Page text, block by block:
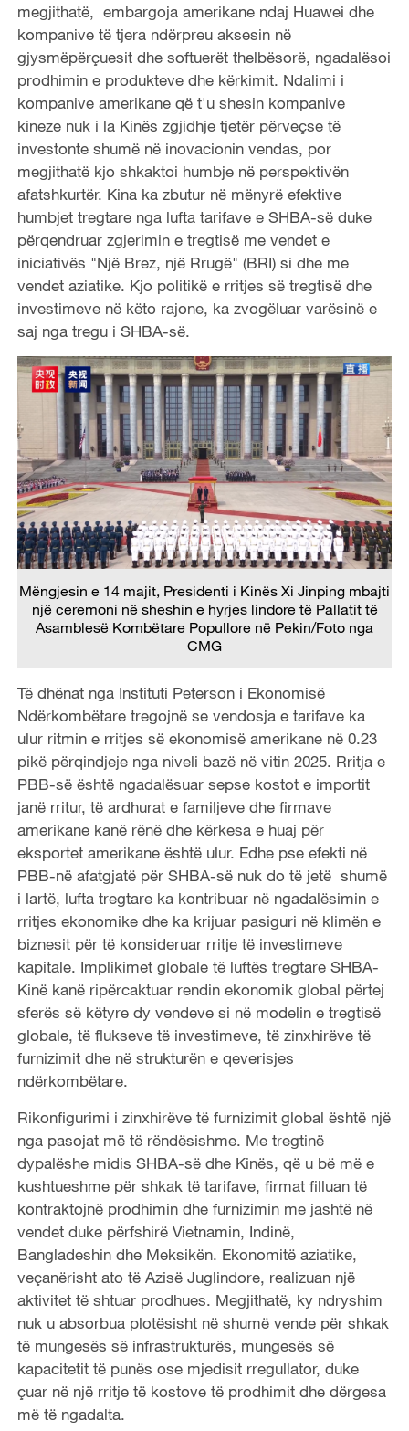
megjithatë, embargoja amerikane ndaj Huawei dhe
kompanive të tjera ndërpreu aksesin në
gjysmëpërçuesit dhe softuerët thelbësorë, ngadalësoi
prodhimin e produkteve dhe kërkimit. Ndalimi i
kompanive amerikane që t'u shesin kompanive
kineze nuk i la Kinës zgjidhje tjetër përveçse të
investonte shumë në inovacionin vendas, por
megjithatë kjo shkaktoi humbje në perspektivën
afatshkurtër. Kina ka zbutur në mënyrë efektive
humbjet tregtare nga lufta tarifave e SHBA-së duke
përqendruar zgjerimin e tregtisë me vendet e
iniciativës "Një Brez, një Rrugë" (BRI) si dhe me
vendet aziatike. Kjo politikë e rritjes së tregtisë dhe
investimeve në këto rajone, ka zvogëluar varësinë e
saj nga tregu i SHBA-së.
Mëngjesin e 14 majit, Presidenti i Kinës Xi Jinping mbajti
një ceremoni në sheshin e hyrjes lindore të Pallatit të
Asamblesë Kombëtare Popullore në Pekin/Foto nga
CMG
Të dhënat nga Instituti Peterson i Ekonomisë
Ndërkombëtare tregojnë se vendosja e tarifave ka
ulur ritmin e rritjes së ekonomisë amerikane në 0.23
pikë përqindjeje nga niveli bazë në vitin 2025. Rritja e
PBB-së është ngadalësuar sepse kostot e importit
janë rritur, të ardhurat e familjeve dhe firmave
amerikane kanë rënë dhe kërkesa e huaj për
eksportet amerikane është ulur. Edhe pse efekti në
PBB-në afatgjatë për SHBA-së nuk do të jetë shumë
i lartë, lufta tregtare ka kontribuar në ngadalësimin e
rritjes ekonomike dhe ka krijuar pasiguri në klimën e
biznesit për të konsideruar rritje të investimeve
kapitale. Implikimet globale të luftës tregtare SHBA-
Kinë kanë ripërcaktuar rendin ekonomik global përtej
sferës së këtyre dy vendeve si në modelin e tregtisë
globale, të flukseve të investimeve, të zinxhirëve të
furnizimit dhe në strukturën e qeverisjes
ndërkombëtare.
Rikonfigurimi i zinxhirëve të furnizimit global është një
nga pasojat më të rëndësishme. Me tregtinë
dypalëshe midis SHBA-së dhe Kinës, që u bë më e
kushtueshme për shkak të tarifave, firmat filluan të
kontraktojnë prodhimin dhe furnizimin me jashtë në
vendet duke përfshirë Vietnamin, Indinë,
Bangladeshin dhe Meksikën. Ekonomitë aziatike,
veçanërisht ato të Azisë Juglindore, realizuan një
aktivitet të shtuar prodhues. Megjithatë, ky ndryshim
nuk u absorbua plotësisht në shumë vende për shkak
të mungesës së infrastrukturës, mungesës së
kapacitetit të punës ose mjedisit rregullator, duke
çuar në një rritje të kostove të prodhimit dhe dërgesa
më të ngadalta.